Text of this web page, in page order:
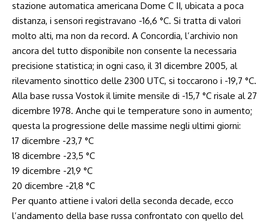
stazione automatica americana Dome C II, ubicata a poca
distanza, i sensori registravano -16,6 °C. Si tratta di valori
molto alti, ma non da record. A Concordia, l’archivio non
ancora del tutto disponibile non consente la necessaria
precisione statistica; in ogni caso, il 31 dicembre 2005, al
rilevamento sinottico delle 2300 UTC, si toccarono i -19,7 °C.
Alla base russa Vostok il limite mensile di -15,7 °C risale al 27
dicembre 1978. Anche qui le temperature sono in aumento;
questa la progressione delle massime negli ultimi giorni:
17 dicembre -23,7 °C
18 dicembre -23,5 °C
19 dicembre -21,9 °C
20 dicembre -21,8 °C
Per quanto attiene i valori della seconda decade, ecco
l’andamento della base russa confrontato con quello del